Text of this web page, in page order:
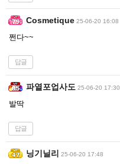
Cosmetique 25-06-20 16:08
쩐다~~
답글
파열포업사도 25-06-20 17:30
발딱
답글
닝기닐리 25-06-20 17:48